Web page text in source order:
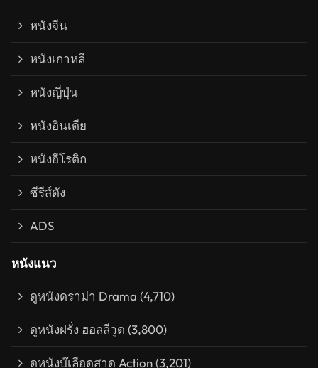
หนังจีน
หนังเกาหลี
หนังญี่ปุ่น
หนังอินเดีย
หนังอีโรติก
ซีรีส์ดัง
ADS
หนังแนว
ดูหนังดราม่า Drama (4,710)
ดูหนังฝรั่ง ฮอลลีวูด (3,800)
ดูหนังบู๊เลือดสาด Action(3,201)